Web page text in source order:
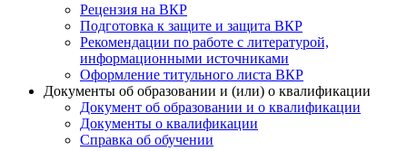
Рецензия на ВКР
Подготовка к защите и защита ВКР
Рекомендации по работе с литературой,
информационными источниками
Оформление титульного листа ВКР
Документы об образовании и (или) о квалификации
Документ об образовании и о квалификации
Документы о квалификации
Справка об обучении